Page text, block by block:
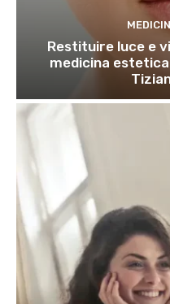
Restituire luce e
medicina